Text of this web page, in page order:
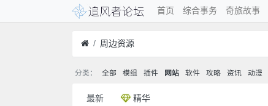
首页 综合事务 奇旅故事
周边资源
分类： 全部 模组 插件 网站 软件 攻略 资讯 动漫
最新 精华